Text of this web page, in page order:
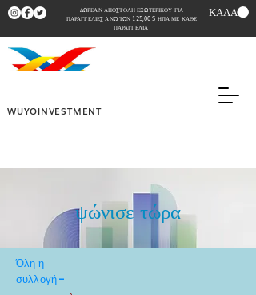
ΔΩΡΕΑΝ ΑΠΟΣΤΟΛΗ ΕΞΩΤΕΡΙΚΟΥ ΓΙΑ
ΠΑΡΑΓΓΕΛΙΕΣ ΑΝΩ ΤΩΝ 125,00 $ ΗΠΑ ΜΕ ΚΑΘΕ
ΠΑΡΑΓΓΕΛΙΑ
ΚΑΛΑΘΙ
WUYOINVESTMENT
ψώνισε τώρα
Όλη η
συλλογή -